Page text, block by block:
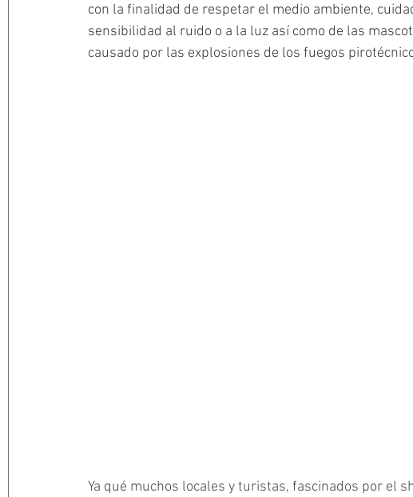
con la finalidad de respetar el medio ambiente,
sensibilidad al ruido o a la luz así como de las
causado por las explosiones de los fuegos
Ya qué muchos locales y turistas, fascinados por el